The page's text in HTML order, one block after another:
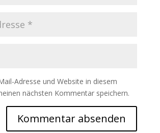
Adresse und Website in diesem
nächsten Kommentar speichern.